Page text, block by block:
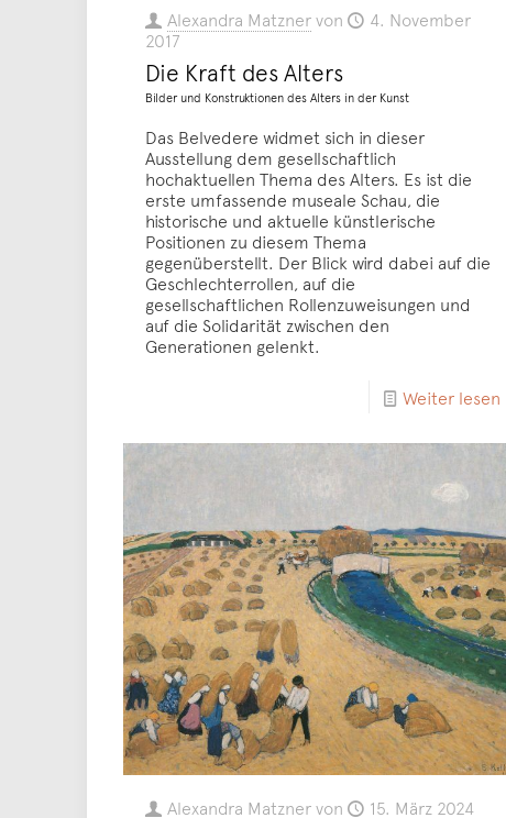
Alexandra Matznervon
4. November
2017
Die Kraft des Alters
Bilder und Konstruktionen des Alters in der Kunst
Das Belvedere widmet sich in dieser
Ausstellung dem gesellschaftlich
hochaktuellen Thema des Alters. Es ist die
erste umfassende museale Schau, die
historische und aktuelle künstlerische
Positionen zu diesem Thema
gegenüberstellt. Der Blick wird dabei auf die
Geschlechterrollen, auf die
gesellschaftlichen Rollenzuweisungen und
auf die Solidarität zwischen den
Generationen gelenkt.
Weiter lesen
Alexandra Matznervon 15. März 2024